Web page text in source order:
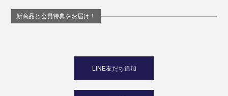
新商品と会員特典をお届け！
LINE友だち追加